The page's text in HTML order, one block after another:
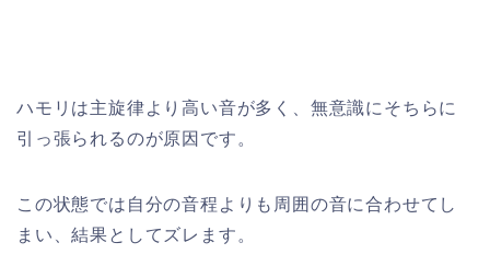
ハモリは主旋律より高い音が多く、無意識にそちらに
引っ張られるのが原因です。
この状態では自分の音程よりも周囲の音に合わせてし
まい、結果としてズレます。